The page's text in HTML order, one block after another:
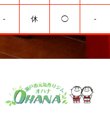
- 休 ◯ -